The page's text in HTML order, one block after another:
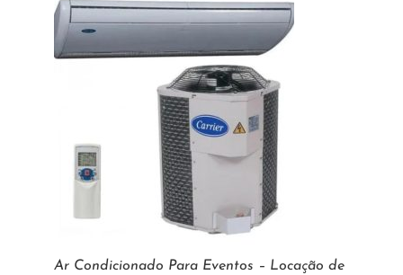
Ar Condicionado Para Eventos – Locação de